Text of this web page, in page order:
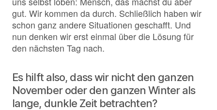
gut. Wir kommen da durch. Schließlich haben wir
schon ganz andere Situationen geschafft. Und
nun denken wir erst einmal über die Lösung für
den nächsten Tag nach.
Es hilft also, dass wir nicht den ganzen
November oder den ganzen Winter als
lange, dunkle Zeit betrachten?